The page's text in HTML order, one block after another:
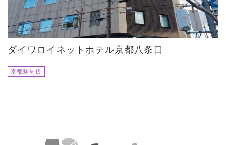
ダイワロイネットホテル京都八条口
京都駅周辺